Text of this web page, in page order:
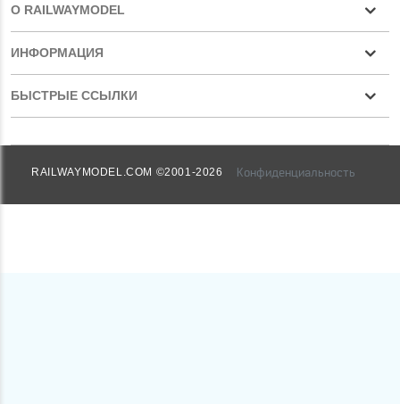
О RAILWAYMODEL
ИНФОРМАЦИЯ
БЫСТРЫЕ ССЫЛКИ
RAILWAYMODEL.COM ©2001-2026 Конфиденциальность